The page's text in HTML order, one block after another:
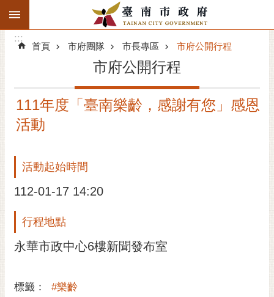
跳到主要內容區塊
搜
階
精彩府城
市府團隊
主題服務
市政資訊
黃
:::
:::
首頁 市府團隊 市長專區 市府公開行程
市府公開行程
111年度「臺南樂齡，感謝有您」感恩
活動
活動起始時間
112-01-17 14:20
行程地點
永華市政中心6樓新聞發布室
標籤： #樂齡